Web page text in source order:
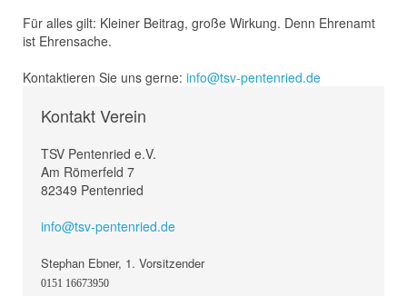
Für alles gilt: Kleiner Beitrag, große Wirkung. Denn Ehrenamt
ist Ehrensache.
Kontaktieren Sie uns gerne: info@tsv-pentenried.de
Kontakt Verein
TSV Pentenried e.V.
Am Römerfeld 7
82349 Pentenried
info@tsv-pentenried.de
Stephan Ebner, 1. Vorsitzender
0151 16673950